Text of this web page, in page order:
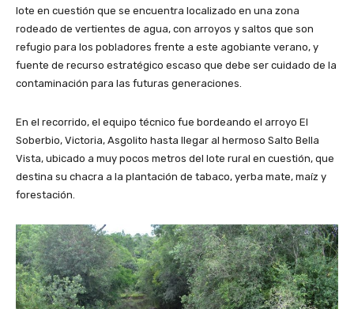
lote en cuestión que se encuentra localizado en una zona
rodeado de vertientes de agua, con arroyos y saltos que son
refugio para los pobladores frente a este agobiante verano, y
fuente de recurso estratégico escaso que debe ser cuidado de la
contaminación para las futuras generaciones.
En el recorrido, el equipo técnico fue bordeando el arroyo El
Soberbio, Victoria, Asgolito hasta llegar al hermoso Salto Bella
Vista, ubicado a muy pocos metros del lote rural en cuestión, que
destina su chacra a la plantación de tabaco, yerba mate, maíz y
forestación.